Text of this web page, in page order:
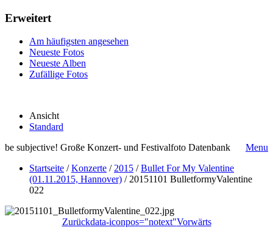
Erweitert
Am häufigsten angesehen
Neueste Fotos
Neueste Alben
Zufällige Fotos
Ansicht
Standard
be subjective! Große Konzert- und Festivalfoto Datenbank
Menu
Startseite /Konzerte / 2015 /Bullet For My Valentine
(01.11.2015, Hannover) / 20151101 BulletformyValentine
022
Zurückdata-iconpos="notext"Vorwärts